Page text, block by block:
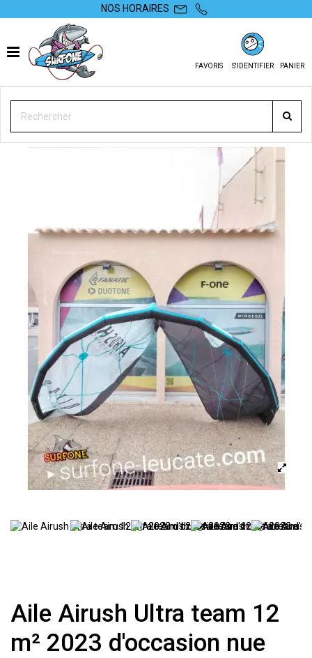
NOS HORAIRES
FAVORIS S'IDENTIFIER PANIER
SURFONE
AILE AIRUSH ULTRA TEAM 12 M² 2023 D'OCCASION NUE
Aile Airush Ultra team 12
m² 2023 d'occasion nue